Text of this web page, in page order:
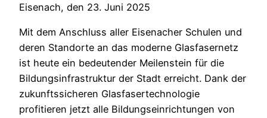
Eisenach, den 23. Juni 2025
Mit dem Anschluss aller Eisenacher Schulen und
deren Standorte an das moderne Glasfasernetz
ist heute ein bedeutender Meilenstein für die
Bildungsinfrastruktur der Stadt erreicht. Dank der
zukunftssicheren Glasfasertechnologie
profitieren jetzt alle Bildungseinrichtungen von